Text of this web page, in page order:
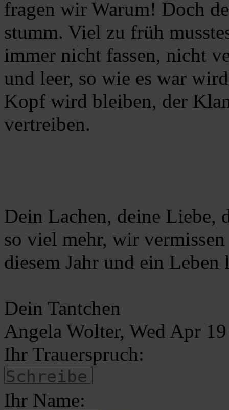
fragen wir Warum! Doch
stumm. Viel zu früh
immer nicht fassen, nicht
und leer, so wie es war
Kopf wird bleiben, der
vertreiben.
Dein Lachen, deine Liebe,
so viel mehr, wir vermissen
diesem Jahr und ein Leben
Dein Tantchen
Angela Wolter, Wed Apr
Ihr Trauerspruch:
Ihr Name: